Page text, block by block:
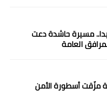
مسيرة حاشدة دعت
العامة
مزّقت أسطورة الأمن